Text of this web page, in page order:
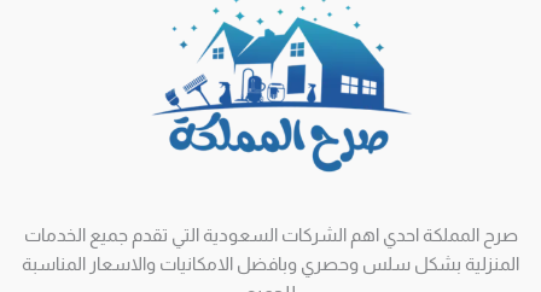
صرح المملكة احدي اهم الشركات السعودية التي تقدم جميع الخدمات
المنزلية بشكل سلس وحصري وبافضل الامكانيات والاسعار المناسبة